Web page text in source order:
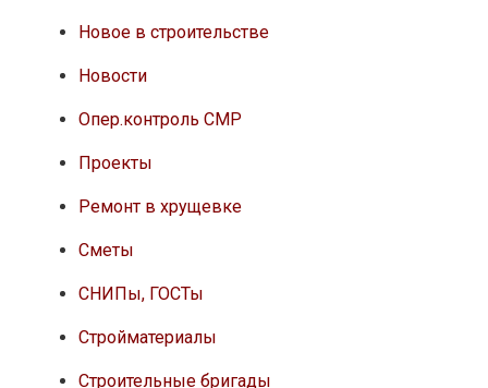
Новое в строительстве
Новости
Опер.контроль СМР
Проекты
Ремонт в хрущевке
Сметы
СНИПы, ГОСТы
Стройматериалы
Строительные бригады